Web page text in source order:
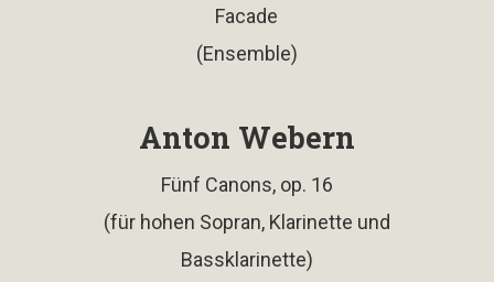
Facade
(Ensemble)
Anton Webern
Fünf Canons, op. 16
(für hohen Sopran, Klarinette und
Bassklarinette)